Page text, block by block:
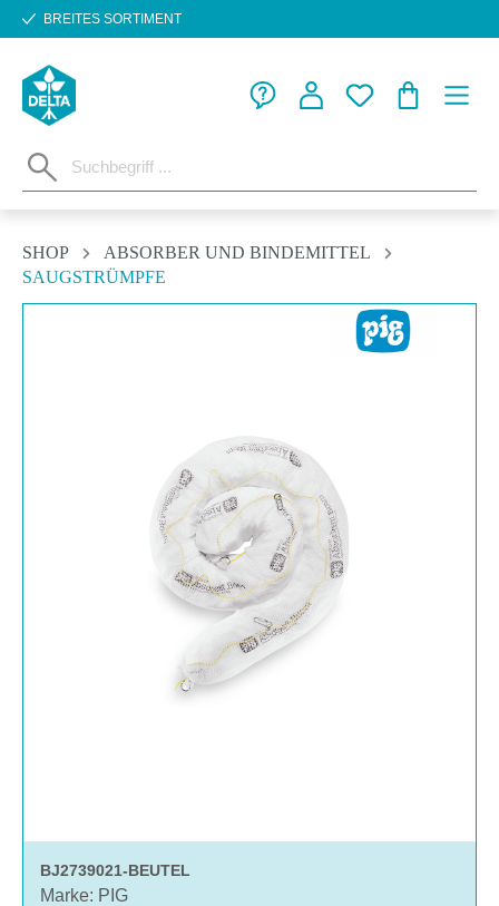
Zum Hauptinhalt springen
BREITES SORTIMENT
SHOP
ABSORBER UND BINDEMITTEL
SAUGSTRÜMPFE
BJ2739021-BEUTEL
Marke: PIG